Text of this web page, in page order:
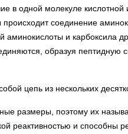
в одной молекуле кислотной
происходит соединение
аминокислоты и карбоксила
образуя пептидную
цепь из нескольких
размеры, поэтому их
реактивностью и способны